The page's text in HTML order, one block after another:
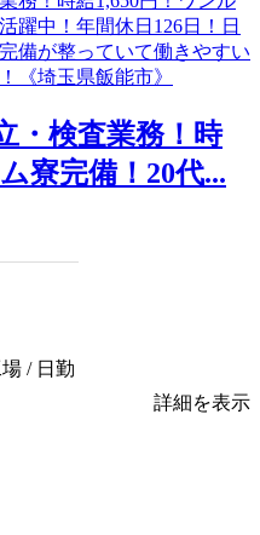
・検査業務！時
寮完備！20代...
/ 日勤
詳細を表示